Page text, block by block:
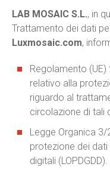
LAB MOSAIC S.L., in
Trattamento dei dati
Luxmosaic.com,
Regolamento (UE)
relativo alla
riguardo al
circolazione di tali
Legge Organica
protezione dei
digitali (LOPDGDD).